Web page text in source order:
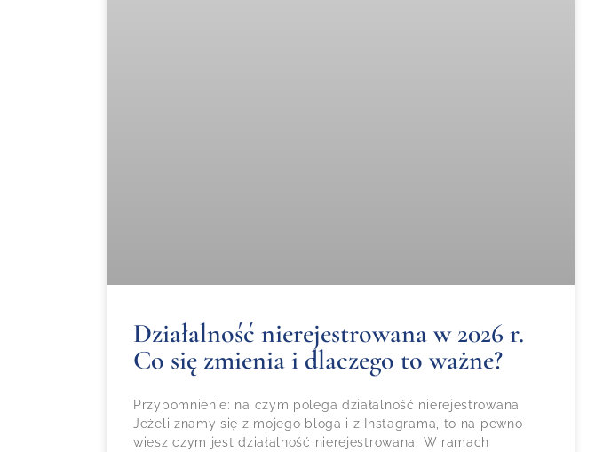
Działalność nierejestrowana w 2026 r.
Co się zmienia i dlaczego to ważne?
Przypomnienie: na czym polega działalność nierejestrowana
Jeżeli znamy się z mojego bloga i z Instagrama, to na pewno
wiesz czym jest działalność nierejestrowana. W ramach